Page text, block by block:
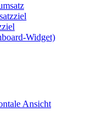
Widget)
Ansicht